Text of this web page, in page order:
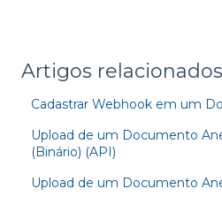
Artigos relacionados
Cadastrar Webhook em um
Upload de um Documento
(Binário) (API)
Upload de um Documento